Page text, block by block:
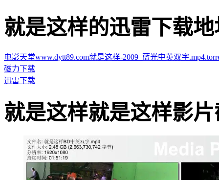
就是这样的迅雷下载地
电影天堂www.dytt89.com就是这样-2009_蓝光中英双字
磁力下载
迅雷下载
就是这样就是这样影片